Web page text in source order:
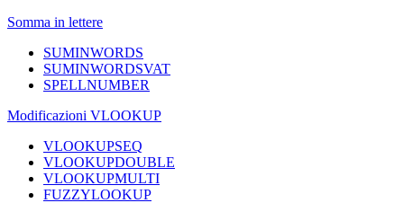
Somma in lettere
SUMINWORDS
SUMINWORDSVAT
SPELLNUMBER
Modificazioni VLOOKUP
VLOOKUPSEQ
VLOOKUPDOUBLE
VLOOKUPMULTI
FUZZYLOOKUP